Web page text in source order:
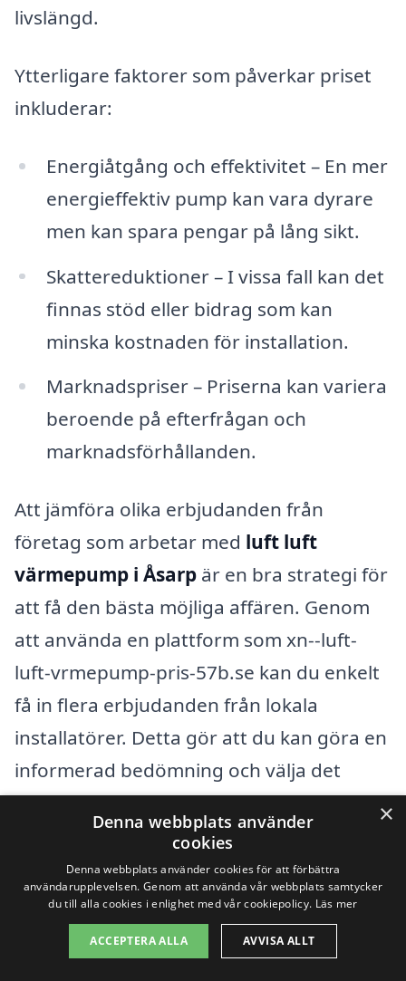
livslängd.
Ytterligare faktorer som påverkar priset
inkluderar:
Energiåtgång och effektivitet – En mer
energieffektiv pump kan vara dyrare
men kan spara pengar på lång sikt.
Skattereduktioner – I vissa fall kan det
finnas stöd eller bidrag som kan
minska kostnaden för installation.
Marknadspriser – Priserna kan variera
beroende på efterfrågan och
marknadsförhållanden.
Att jämföra olika erbjudanden från
företag som arbetar med luft luft
värmepump i Åsarp är en bra strategi för
att få den bästa möjliga affären. Genom
att använda en plattform som xn--luft-
luft-vrmepump-pris-57b.se kan du enkelt
få in flera erbjudanden från lokala
installatörer. Detta gör att du kan göra en
informerad bedömning och välja det
alternativ som passar bäst för dina behov
och din budget. En noggrant vald pump
och professionell installation kan ge både
komfort och besparingar i
energikostnader över tid.
×
Denna webbplats använder
cookies
Denna webbplats använder cookies för att förbättra
användarupplevelsen. Genom att använda vår webbplats samtycker
du till alla cookies i enlighet med vår cookiepolicy. Läs mer
ACCEPTERA ALLA AVVISA ALLT